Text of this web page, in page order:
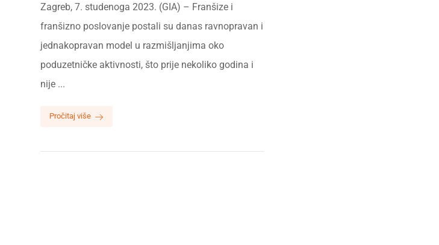
Zagreb, 7. studenoga 2023. (GIA) – Franšize i
franšizno poslovanje postali su danas ravnopravan i
jednakopravan model u razmišljanjima oko
poduzetničke aktivnosti, što prije nekoliko godina i
nije ...
Pročitaj više